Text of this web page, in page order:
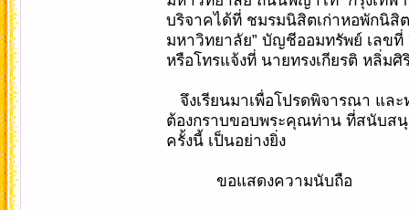
บริจาคได้ที่ ชมรมนิสิตเก่าหอพักนิสิ
มหาวิทยาลัย” บัญชีออมทรัพย์ เลขที่
หรือโทรแจ้งที่ นายทรงเกียรติ หลิ่มศิ
จึงเรียนมาเพื่อโปรดพิจารณา แล
ต้องกราบขอบพระคุณท่าน ที่สนับสนุ
ครั้งนี้ เป็นอย่างยิ่ง
ขอแสดงความนับถือ